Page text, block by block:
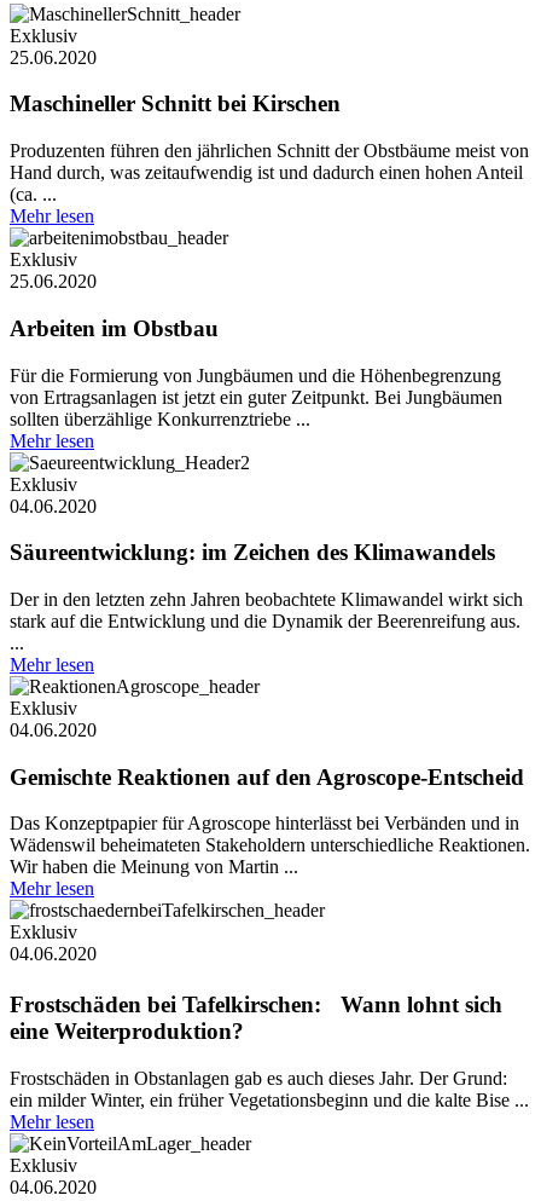
Exklusiv
25.06.2020
Maschineller Schnitt bei Kirschen
Produzenten führen den jährlichen Schnitt der Obstbäume meist von
Hand durch, was zeitaufwendig ist und dadurch einen hohen Anteil
(ca. ...
Mehr lesen
Exklusiv
25.06.2020
Arbeiten im Obstbau
Für die Formierung von Jungbäumen und die Höhenbegrenzung
von Ertragsanlagen ist jetzt ein guter Zeitpunkt. Bei Jungbäumen
sollten überzählige Konkurrenztriebe ...
Mehr lesen
Exklusiv
04.06.2020
Säureentwicklung: im Zeichen des Klimawandels
Der in den letzten zehn Jahren beobachtete Klimawandel wirkt sich
stark auf die Entwicklung und die Dynamik der Beerenreifung aus.
...
Mehr lesen
Exklusiv
04.06.2020
Gemischte Reaktionen auf den Agroscope-Entscheid
Das Konzeptpapier für Agroscope hinterlässt bei Verbänden und in
Wädenswil beheimateten Stakeholdern unterschiedliche Reaktionen.
Wir haben die Meinung von Martin ...
Mehr lesen
Exklusiv
04.06.2020
Frostschäden bei Tafelkirschen: Wann lohnt sich
eine Weiterproduktion?
Frostschäden in Obstanlagen gab es auch dieses Jahr. Der Grund:
ein milder Winter, ein früher Vegetationsbeginn und die kalte Bise ...
Mehr lesen
Exklusiv
04.06.2020